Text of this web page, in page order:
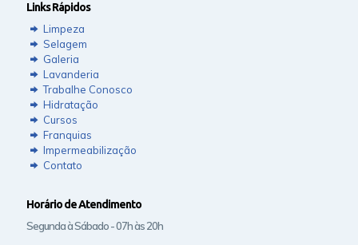
Links Rápidos
Limpeza
Selagem
Galeria
Lavanderia
Trabalhe Conosco
Hidratação
Cursos
Franquias
Impermeabilização
Contato
Horário de Atendimento
Segunda à Sábado - 07h às 20h